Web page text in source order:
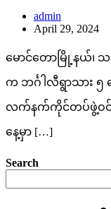
admin
April 29, 2024
မောင်တောမြို့နယ်၊
က ဘင်္ဂါလီရွာသား ၅
လက်နက်ကိုင်တပ်ဖွဲ့ဝင်တွ
နေ့မှာ […]
Search